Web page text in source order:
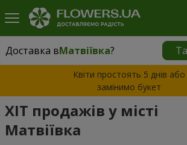
Доставка вМатвіївка?
Доставка вМатвіївка|
Квіти простоять 5 днів або
замінимо букет
ХІТ продажів у місті
Матвіївка